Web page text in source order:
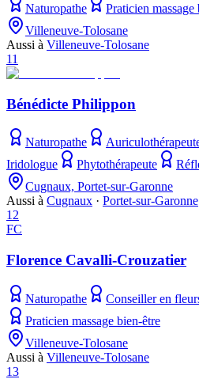
Naturopathe
Praticien massage
Villeneuve-Tolosane
Aussi à Villeneuve-Tolosane
11
Bénédicte Philippon
Naturopathe
Iridologue
Phytothérapeute
Cugnaux, Portet-sur-Garonne
Aussi à Cugnaux · Portet-sur-Garonne
12
FC
Florence Cavalli-Crouzatier
Naturopathe Conseiller en
Praticien massage bien-être
Villeneuve-Tolosane
Aussi à Villeneuve-Tolosane
13